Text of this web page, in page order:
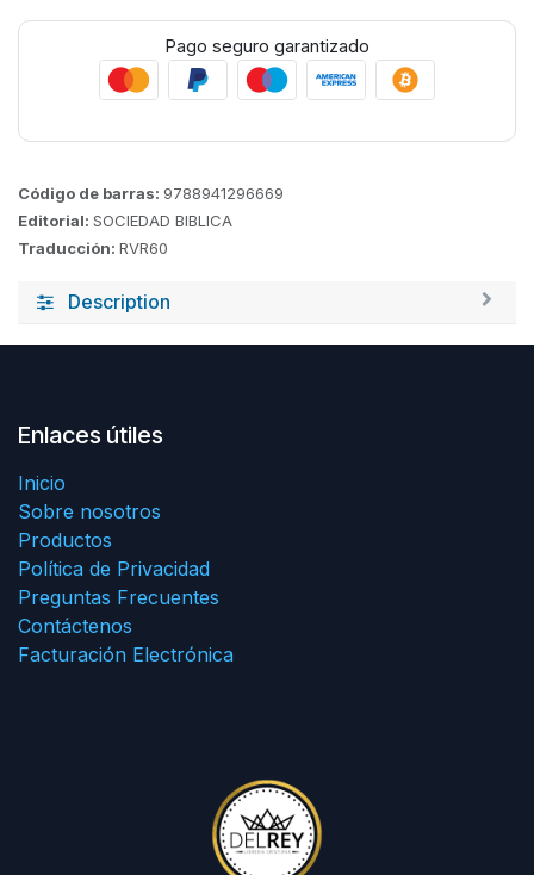
Pago seguro garantizado
Código de barras: 9788941296669
Editorial: SOCIEDAD BIBLICA
Traducción: RVR60
Description
Enlaces útiles
Inicio
Sobre nosotros
Productos
Política de Privacidad
Preguntas Frecuentes
Contáctenos
Facturación Electrónica